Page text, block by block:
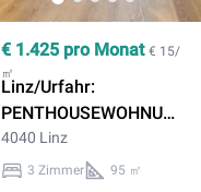
€ 1.425 pro Monat € 15/
㎡
Linz/Urfahr:
PENTHOUSEWOHNUNG
der Superlative, ca.
95m² Wfl. mit Galerie
4040 Linz
3 Zimmer 95 ㎡